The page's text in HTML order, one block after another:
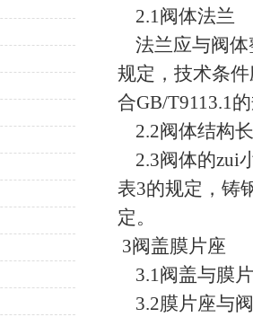
2.1阀体法兰
法兰应与阀体
规定，技术条
合GB/T9113.1
2.2阀体结构
2.3阀体的zui
表3的规定，铸
定。
3阀盖膜片座
3.1阀盖与膜
3.2膜片座与